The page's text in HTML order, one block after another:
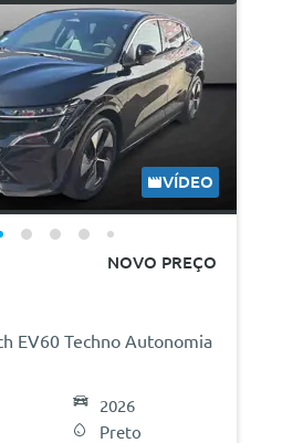
VÍDEO
NOVO PREÇO
EV60 Techno Autonomia
2026
Preto